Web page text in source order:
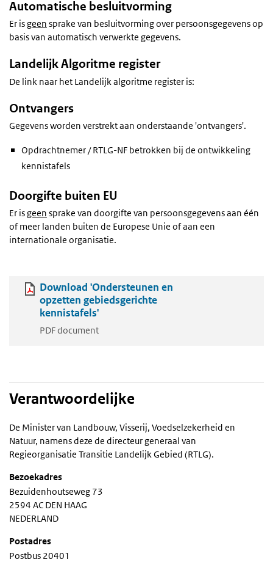
Automatische besluitvorming
Er isgeen sprake van besluitvorming over persoonsgegevens op
basis van automatisch verwerkte gegevens.
Landelijk Algoritme register
De link naar het Landelijk algoritme register is:
Ontvangers
Gegevens worden verstrekt aan onderstaande 'ontvangers'.
Opdrachtnemer / RTLG-NF betrokken bij de ontwikkeling
kennistafels
Doorgifte buiten EU
Er isgeen sprake van doorgifte van persoonsgegevens aan één
of meer landen buiten de Europese Unie of aan een
internationale organisatie.
Download 'Ondersteunen en
opzetten gebiedsgerichte
kennistafels'
PDF document
Verantwoordelijke
De Minister van Landbouw, Visserij, Voedselzekerheid en
Natuur, namens deze de directeur generaal van
Regieorganisatie Transitie Landelijk Gebied (RTLG).
Bezoekadres
Bezuidenhoutseweg 73
2594 AC DEN HAAG
NEDERLAND
Postadres
Postbus 20401